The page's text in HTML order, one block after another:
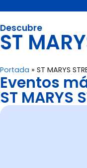
Descubre
ST
Portada » ST MARYS
Eventos
ST MARYS